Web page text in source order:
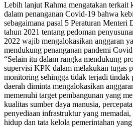
Lebih lanjut Rahma mengatakan terkait
dalam penanganan Covid-19 bahwa
sebagaimana pasal 5 Peraturan
tahun 2021 tentang pedoman
2022 wajib mengalokasikan anggaran
mendukung penanganan pandemi
“Selain itu dalam rangka mendukung
supervisi KPK dalam melakukan tugas
monitoring sehingga tidak terjadi tindak
daerah diminta mengalokasikan
memenuhi target pembangunan yang
kualitas sumber daya manusia,
penyediaan infrastruktur yang
hidup dan tata kelola pemerintahan